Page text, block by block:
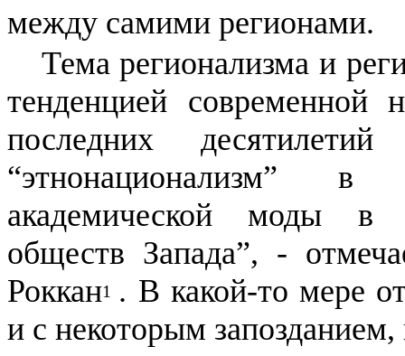
между самими регионами.
Тема регионализма и
тенденцией современной
последних
“этнонационализм”
академической моды в
обществ Запада”, -
Роккан1 . В какой-то мере
и с некоторым